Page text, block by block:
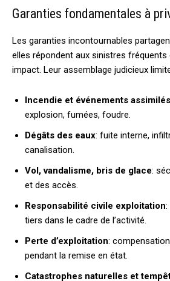
Garanties fondamentales à
Les garanties incontournables
elles répondent aux sinistres
impact. Leur assemblage judicieux
Incendie et événements assimilés
explosion, fumées, foudre.
Dégâts des eaux: fuite interne,
canalisation.
Vol, vandalisme, bris de glace:
et des accès.
Responsabilité civile exploitation:
tiers dans le cadre de l’activité.
Perte d’exploitation:
pendant la remise en état.
Catastrophes naturelles et